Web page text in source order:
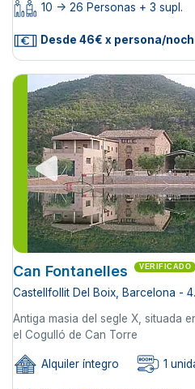
10 -> 26 Personas + 3 supl.
Desde 46€ x persona/
Can Fontanelles VERIFICADO
Castellfollit Del Boix, Barcelona -
Antiga masia del segle X, situada
el Cogulló de Can Torre
Alquiler íntegro 1